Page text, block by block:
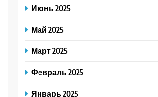
Июнь 2025
Май 2025
Март 2025
Февраль 2025
Январь 2025